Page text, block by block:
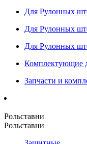
Для Рулонных
Для Рулонных
Для Рулонных
Комплектующие
Запчасти и
Рольставни
Рольставни